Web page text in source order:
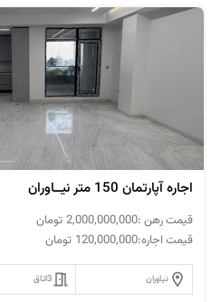
اجاره آپارتمان 150 متر نیــاوران
قیمت رهن :2,000,000,000 تومان
قیمت اجاره:120,000,000 تومان
نیاوران 3اتاق